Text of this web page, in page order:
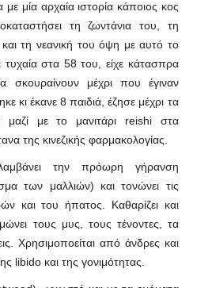
μία αρχαία ιστορία κάποιος κος
τη ζωντάνια του, τη
και τη νεανική του όψη με αυτό το
στα 58 του, είχε κάτασπρα
σκουραίνουν μέχρι που έγιναν
κι έκανε 8 παιδιά, έζησε μέχρι τα
μαζί με το μανιτάρι reishi στα
της κινεζικής φαρμακολογίας.
την πρόωρη γήρανση
των μαλλιών) και τονώνει τις
και του ήπατος. Καθαρίζει και
τους μυς, τους τένοντες, τα
Χρησιμοποείται από άνδρες και
libido και της γονιμότητας.